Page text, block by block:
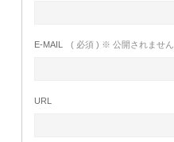
E-MAIL ( 必須 ) ※ 公開されません
URL